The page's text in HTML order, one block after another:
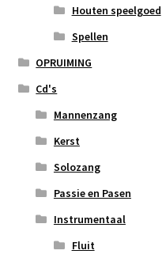
Houten speelgoed
Spellen
OPRUIMING
Cd's
Mannenzang
Kerst
Solozang
Passie en Pasen
Instrumentaal
Fluit